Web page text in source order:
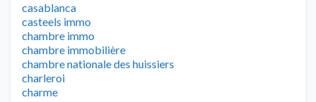
casablanca
casteels immo
chambre immo
chambre immobilière
chambre nationale des huissiers
charleroi
charme